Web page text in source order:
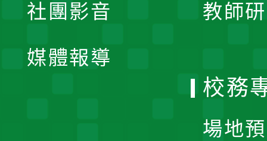
教師
社團影音
媒體報導
校務
場地